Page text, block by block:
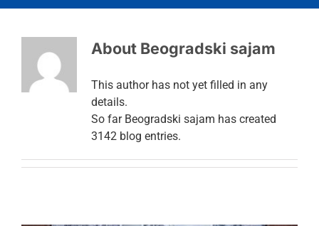
КОНТАКТ
ћир
About Beogradski sajam
This author has not yet filled in any
details.
So far Beogradski sajam has created
3142 blog entries.